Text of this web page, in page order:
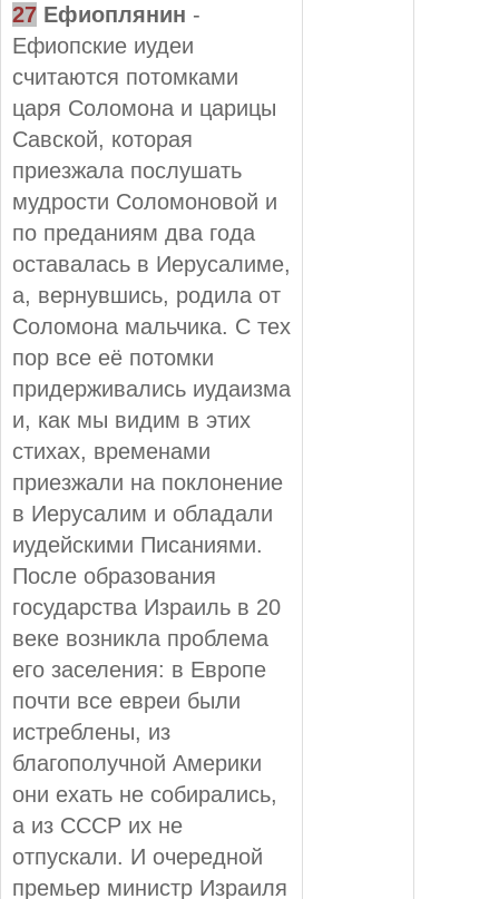
27 Ефиоплянин -
Ефиопские иудеи
считаются потомками
царя Соломона и царицы
Савской, которая
приезжала послушать
мудрости Соломоновой и
по преданиям два года
оставалась в Иерусалиме,
а, вернувшись, родила от
Соломона мальчика. С тех
пор все её потомки
придерживались иудаизма
и, как мы видим в этих
стихах, временами
приезжали на поклонение
в Иерусалим и обладали
иудейскими Писаниями.
После образования
государства Израиль в 20
веке возникла проблема
его заселения: в Европе
почти все евреи были
истреблены, из
благополучной Америки
они ехать не собирались,
а из СССР их не
отпускали. И очередной
премьер министр Израиля